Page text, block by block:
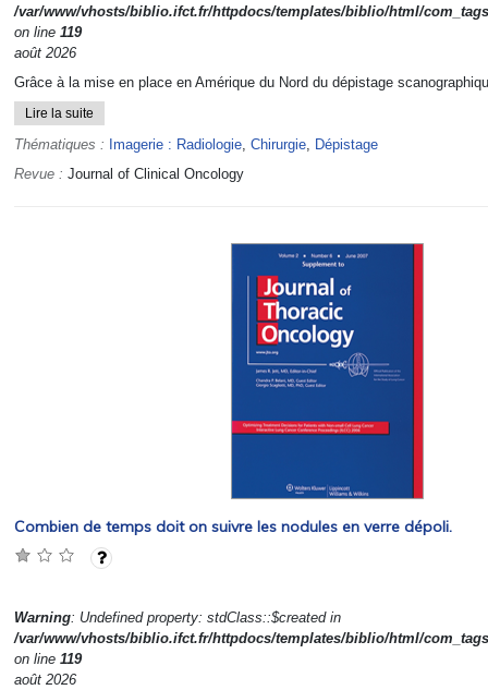
/var/www/vhosts/biblio.ifct.fr/httpdocs/templates/biblio/html/
on line 119
août 2026
Grâce à la mise en place en Amérique du Nord du dépistage
Lire la suite
Thématiques : Imagerie : Radiologie, Chirurgie, Dépistage
Revue : Journal of Clinical Oncology
Combien de temps doit on suivre les nodules en verre dépoli.
Warning: Undefined property: stdClass::$created in
/var/www/vhosts/biblio.ifct.fr/httpdocs/templates/biblio/html/
on line 119
août 2026